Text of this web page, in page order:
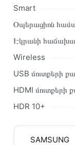
կոնտակտային
Կայքում տվյալ
Մեր
կկապվեն ձեզ
պայմանները։
խորհուրդ ենք
Տվյալ ապրանքը
Smart
Օպերացիոն
Էկրանի
Wireless
USB մուտքերի
HDMI մուտքերի
HDR 10+
SAMSUNG